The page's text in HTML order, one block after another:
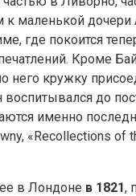
маленькой дочери
где покоится
Кроме
кружку
до
именно
«Recollections of
в Лондоне в 1821,